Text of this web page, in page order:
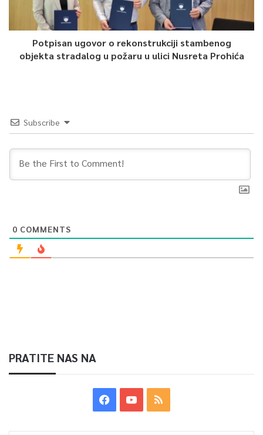
0
Article Rating
Potpisan ugovor o rekonstrukciji stambenog
objekta stradalog u požaru u ulici Nusreta Prohića
Subscribe
0 COMMENTS
PRATITE NAS NA